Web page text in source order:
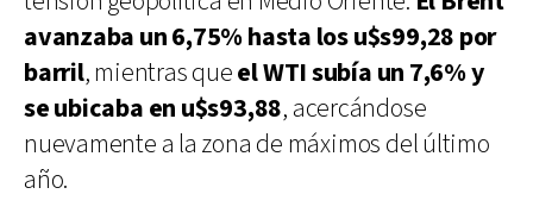
avanzaba un 6,75% hasta los u$s99,28 por
barril, mientras queel WTI subía un 7,6% y
se ubicaba en u$s93,88, acercándose
nuevamente a la zona de máximos del último
año.